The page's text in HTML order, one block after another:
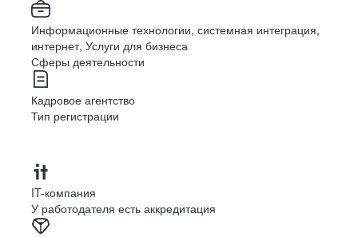
Информационные технологии, системная интеграция,
интернет, Услуги для бизнеса
Сферы деятельности
Кадровое агентство
Тип регистрации
IT-компания
У работодателя есть аккредитация